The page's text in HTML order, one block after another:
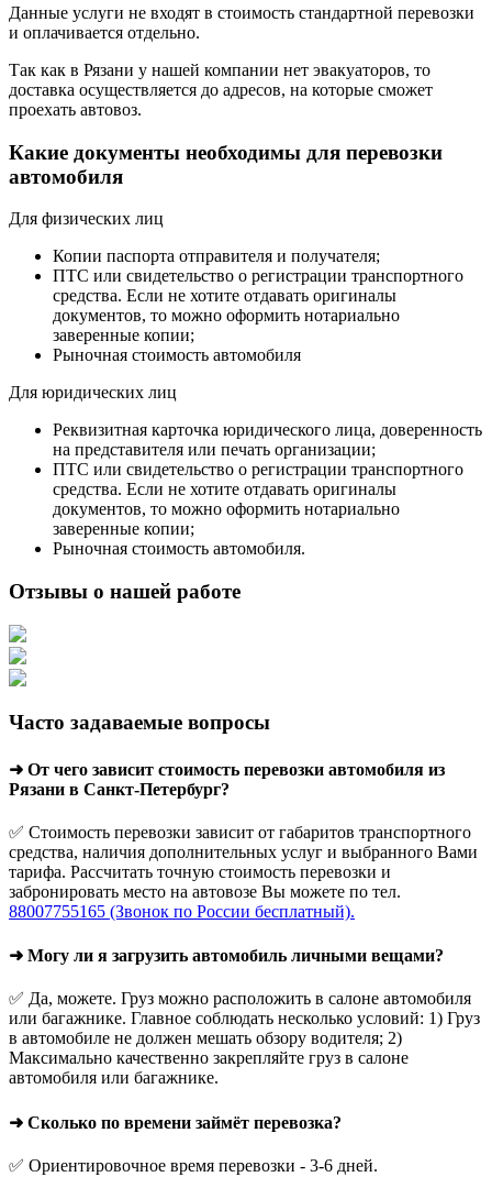
Данные услуги не входят в стоимость стандартной перевозки
и оплачивается отдельно.
Так как в Рязани у нашей компании нет эвакуаторов, то
доставка осуществляется до адресов, на которые сможет
проехать автовоз.
Какие документы необходимы для перевозки
автомобиля
Для физических лиц
Копии паспорта отправителя и получателя;
ПТС или свидетельство о регистрации транспортного
средства. Если не хотите отдавать оригиналы
документов, то можно оформить нотариально
заверенные копии;
Рыночная стоимость автомобиля
Для юридических лиц
Реквизитная карточка юридического лица, доверенность
на представителя или печать организации;
ПТС или свидетельство о регистрации транспортного
средства. Если не хотите отдавать оригиналы
документов, то можно оформить нотариально
заверенные копии;
Рыночная стоимость автомобиля.
Отзывы о нашей работе
Часто задаваемые вопросы
➜ От чего зависит стоимость перевозки автомобиля из
Рязани в Санкт-Петербург?
✅ Стоимость перевозки зависит от габаритов транспортного
средства, наличия дополнительных услуг и выбранного Вами
тарифа. Рассчитать точную стоимость перевозки и
забронировать место на автовозе Вы можете по тел.
88007755165 (Звонок по России бесплатный).
➜ Могу ли я загрузить автомобиль личными вещами?
✅ Да, можете. Груз можно расположить в салоне автомобиля
или багажнике. Главное соблюдать несколько условий: 1) Груз
в автомобиле не должен мешать обзору водителя; 2)
Максимально качественно закрепляйте груз в салоне
автомобиля или багажнике.
➜ Сколько по времени займёт перевозка?
✅ Ориентировочное время перевозки - 3-6 дней.